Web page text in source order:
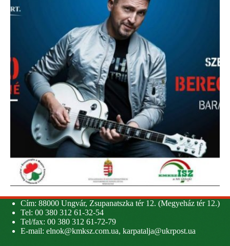
Cím: 88000 Ungvár, Zsupanatszka tér 12. (Megyeház tér 12.)
Tel: 00 380 312 61-32-54
Tel/fax: 00 380 312 61-72-79
E-mail: elnok@kmksz.com.ua, karpatalja@ukrpost.ua